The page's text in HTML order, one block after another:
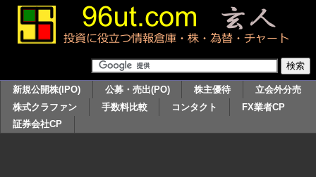
新規公開株(IPO) 公募・売出(PO) 株主優待
立会外分売
株式クラファン
手数料比較 コンタクト
FX業者CP
証券会社CP